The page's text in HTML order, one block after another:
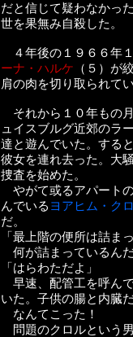
だと信じて疑わなかっ
世を果無み自殺した。
４年後の１９６６年
ーナ・ハルケ （５）が
肩の肉を切り取られて
それから１０年もの
ュイスブルグ近郊のラ
達と遊んでいた。する
彼女を連れ去った。大
捜査を始めた。
やがて或るアパート
んでいる ヨアヒム・ク
だ。
「最上階の便所は詰ま
何が詰まっているん
「はらわただよ」
早速、配管工を呼ん
いた。子供の腸と内臓
なんてこった！
問題のクロルという